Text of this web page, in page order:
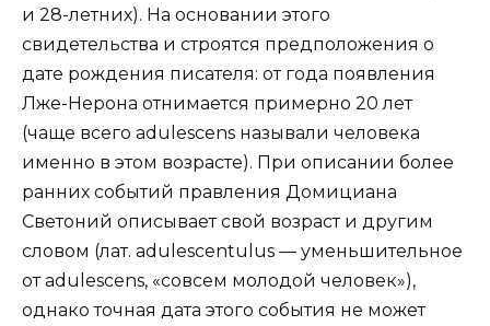
и 28-летних). На основании этого
свидетельства и строятся предположения о
дате рождения писателя: от года появления
Лже-Нерона отнимается примерно 20 лет
(чаще всего adulescens называли человека
именно в этом возрасте). При описании более
ранних событий правления Домициана
Светоний описывает свой возраст и другим
словом (лат. adulescentulus — уменьшительное
от adulescens, «совсем молодой человек»),
однако точная дата этого события не может